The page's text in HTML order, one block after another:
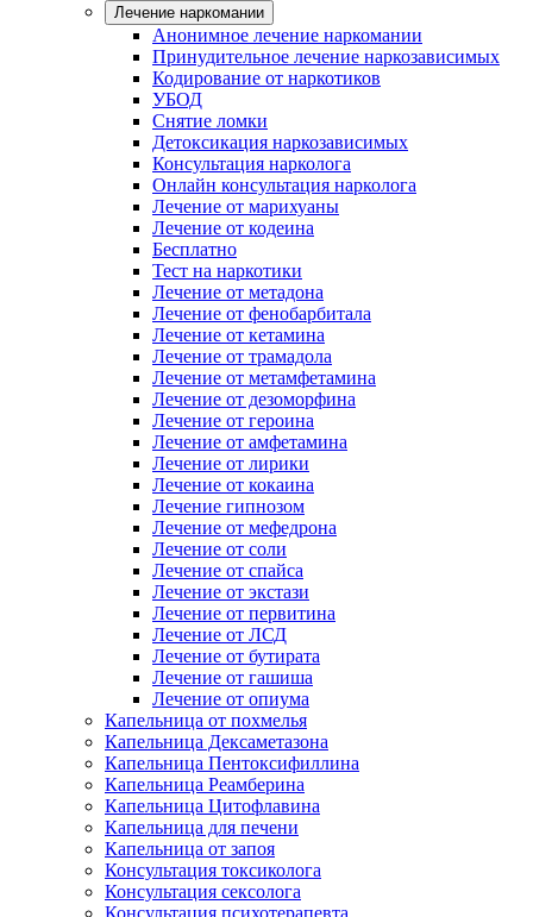
Лечение наркомании
Анонимное лечение наркомании
Принудительное лечение наркозависимых
Кодирование от наркотиков
УБОД
Снятие ломки
Детоксикация наркозависимых
Консультация нарколога
Онлайн консультация нарколога
Лечение от марихуаны
Лечение от кодеина
Бесплатно
Тест на наркотики
Лечение от метадона
Лечение от фенобарбитала
Лечение от кетамина
Лечение от трамадола
Лечение от метамфетамина
Лечение от дезоморфина
Лечение от героина
Лечение от амфетамина
Лечение от лирики
Лечение от кокаина
Лечение гипнозом
Лечение от мефедрона
Лечение от соли
Лечение от спайса
Лечение от экстази
Лечение от первитина
Лечение от ЛСД
Лечение от бутирата
Лечение от гашиша
Лечение от опиума
Капельница от похмелья
Капельница Дексаметазона
Капельница Пентоксифиллина
Капельница Реамберина
Капельница Цитофлавина
Капельница для печени
Капельница от запоя
Консультация токсиколога
Консультация сексолога
Консультация психотерапевта